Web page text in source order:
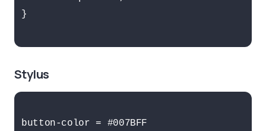
}
Stylus
button-color = #007BFF